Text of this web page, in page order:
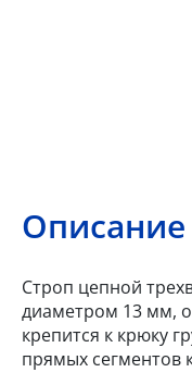
Описание
Строп цепной
диаметром 13 мм,
крепится к крюку
прямых сегментов